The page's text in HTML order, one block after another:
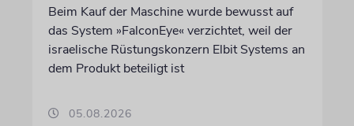
Beim Kauf der Maschine wurde bewusst auf
das System »FalconEye« verzichtet, weil der
israelische Rüstungskonzern Elbit Systems an
dem Produkt beteiligt ist
05.08.2026